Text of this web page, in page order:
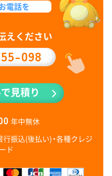
電話を
えください
098
見積り
年中無休
行振込(後払い)・各種クレジ
ド